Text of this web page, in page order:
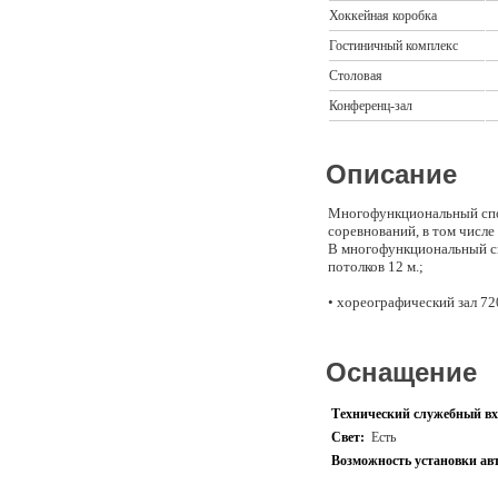
Хоккейная коробка
Гостиничный комплекс
Столовая
Конференц-зал
Описание
Многофункциональный
соревнований, в том
В многофункциональный
потолков 12 м.;
• хореографический зал
• бассейн 25 метров с 6
• 3 сауны, в том числе 2
разнообразные
• для занятий ОФП и
Оснащение
Технический служебный
Свет: Есть
Возможность установки